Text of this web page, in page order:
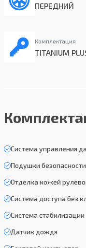
ПЕРЕДНИЙ
Комплектация
TITANIUM
Система управления
Подушки
Отделка кожей
Система доступа без
Система стабилизации
Датчик дождя